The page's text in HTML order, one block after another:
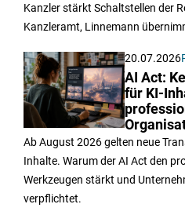
Kanzler stärkt Schaltstellen der
Kanzleramt, Linnemann
20.07.2026
AI Act:
für KI-
Ab August 2026 gelten neue
Inhalte. Warum der AI Act den
Werkzeugen stärkt und
verpflichtet.